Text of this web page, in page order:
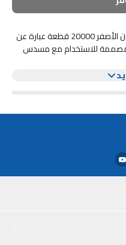
إن حبيبات زورو إكس شوت هايبر جل باللون الأصفر 20000 قطعة عبارة عن
مصممة للاستخدام مع مسدس
ناعمة وآمنة، ومع ذلك
لعبك. قم بترقية سلاحك
جل هذه.